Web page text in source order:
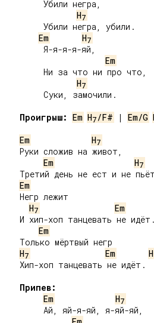
     Убили негра,
H7
     Убили негра, убили.
Em
H7
     Я-я-я-я-яй,
Em
     Ни за что ни про что,
H7
     Суки, замочили.
Проигрыш: Em H7/F# | Em/G
Em
H7
Руки сложив на живот,
Em
H7
Em
Негр лежит
H7 Em
И хип-хоп танцевать не идёт.
Em
H7 Em H
Хип-хоп танцевать не идёт.
Припев:
Em
H7
     Ай, яй-я-яй, я-яй-яй,